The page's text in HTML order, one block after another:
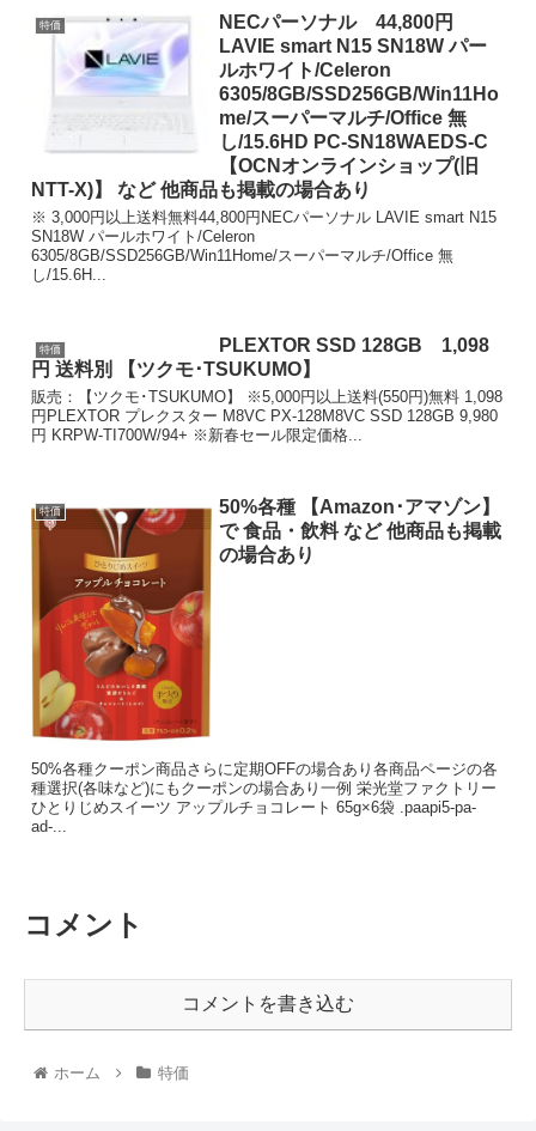
特価
NECパーソナル 44,800円
LAVIE smart N15 SN18W パー
ルホワイト/Celeron
6305/8GB/SSD256GB/Win11Ho
me/スーパーマルチ/Office 無
し/15.6HD PC-SN18WAEDS-C
【OCNオンラインショップ(旧
NTT-X)】 など 他商品も掲載の場合あり
※ 3,000円以上送料無料44,800円NECパーソナル LAVIE smart N15
SN18W パールホワイト/Celeron
6305/8GB/SSD256GB/Win11Home/スーパーマルチ/Office 無
し/15.6H...
特価
PLEXTOR SSD 128GB 1,098
円 送料別 【ツクモ･TSUKUMO】
販売：【ツクモ･TSUKUMO】 ※5,000円以上送料(550円)無料 1,098
円PLEXTOR プレクスター M8VC PX-128M8VC SSD 128GB 9,980
円 KRPW-TI700W/94+ ※新春セール限定価格...
特価
50%各種 【Amazon･アマゾン】
で 食品・飲料 など 他商品も掲載
の場合あり
50%各種クーポン商品さらに定期OFFの場合あり各商品ページの各
種選択(各味など)にもクーポンの場合あり一例 栄光堂ファクトリー
ひとりじめスイーツ アップルチョコレート 65g×6袋 .paapi5-pa-
ad-...
コメント
コメントを書き込む
ホーム 特価